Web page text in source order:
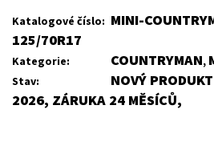
4
3
Katalogové číslo: MINI-
125/70R17
Kategorie: COUNTRYMAN,
Stav:
NOVÝ
2026, ZÁRUKA 24 MĚSÍCŮ,